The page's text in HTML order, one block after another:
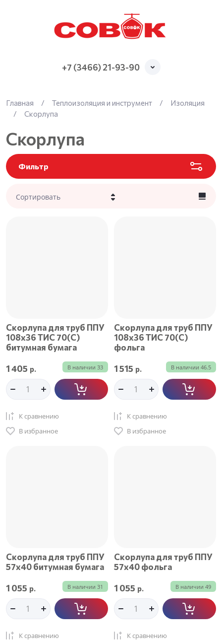
+7 (3466) 21-93-90
Главная / Теплоизоляция и инструмент /
Изоляция
/
Скорлупа
Скорлупа
Фильтр
Сортировать
Скорлупа для труб ППУ
108х36 ТИС 70(С)
битумная бумага
В наличии 33
1 405 р.
К сравнению
В избранное
Скорлупа для труб ППУ
108х36 ТИС 70(С)
фольга
В наличии 46.5
1 515 р.
К сравнению
В избранное
Скорлупа для труб ППУ
57х40 битумная бумага
В наличии 31
1 055 р.
К сравнению
Скорлупа для труб ППУ
57х40 фольга
В наличии 49
1 055 р.
К сравнению